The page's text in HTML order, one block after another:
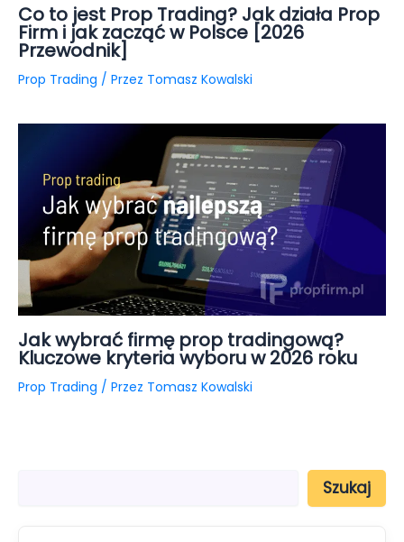
Co to jest Prop Trading? Jak działa Prop
Firm i jak zacząć w Polsce [2026
Przewodnik]
Prop Trading / Przez Tomasz Kowalski
Jak wybrać firmę prop tradingową?
Kluczowe kryteria wyboru w 2026 roku
Prop Trading / Przez Tomasz Kowalski
Szukaj